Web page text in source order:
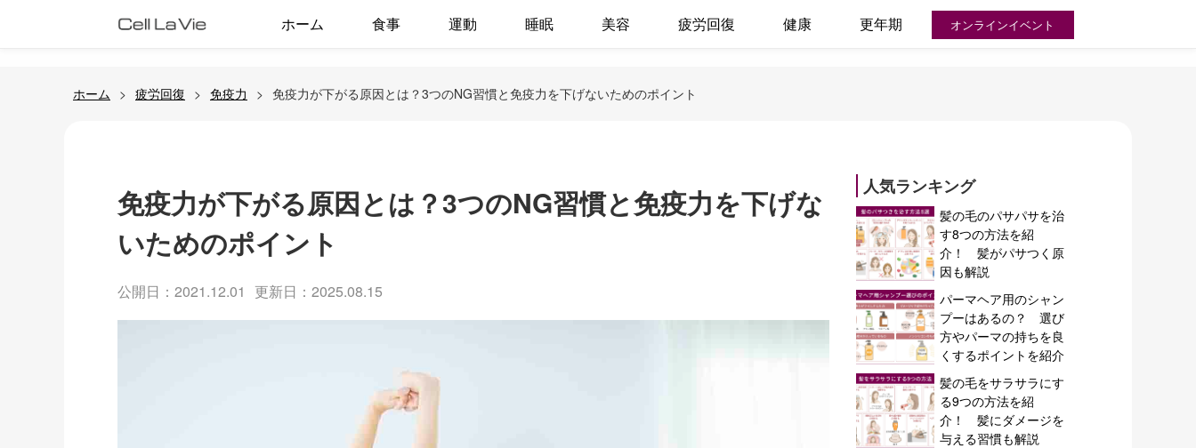
ホーム 食事 運動 睡眠 美容 疲労回復 健康 更年期 オンラインイベント
ホーム 疲労回復 免疫力 免疫力が下がる原因とは？3つのNG習慣と免疫力を下げないためのポイント
免疫力が下がる原因とは？3つのNG習慣と免疫力を下げな
いためのポイント
公開日：2021.12.01 更新日：2025.08.15
人気ランキング
髪の毛のパサパサを治
す8つの方法を紹
介！ 髪がパサつく原
因も解説
パーマヘア用のシャン
プーはあるの？ 選び
方やパーマの持ちを良
くするポイントを紹介
髪の毛をサラサラにす
る9つの方法を紹
介！ 髪にダメージを
与える習慣も解説